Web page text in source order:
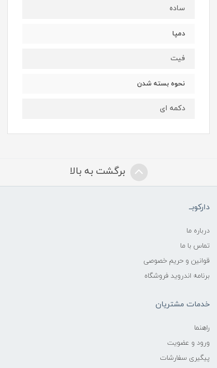
ساده
دمپا
فیت
نحوه بسته شدن
دکمه ای
برگشت به بالا
دارکوبــ
درباره ما
تماس با ما
قوانین و حریم خصوصی
برنامه اندروید فروشگاه
خدمات مشتریان
راهنما
ورود و عضویت
پیگیری سفارشات